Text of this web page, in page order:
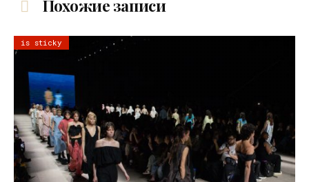
Похожие записи
is sticky